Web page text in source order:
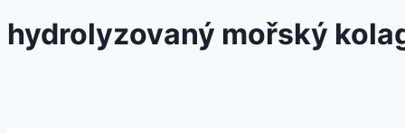
hydrolyzovaný mořský